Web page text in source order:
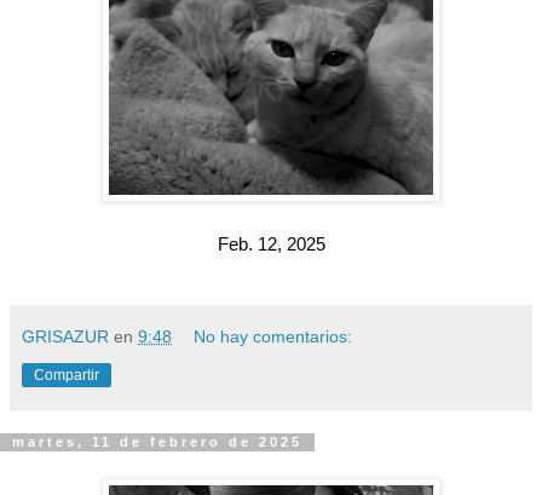
Feb. 12, 2025
GRISAZUR en 9:48 No hay comentarios:
Compartir
martes, 11 de febrero de 2025